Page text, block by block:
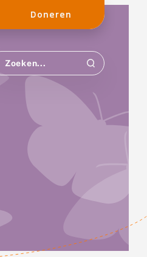
Doneren